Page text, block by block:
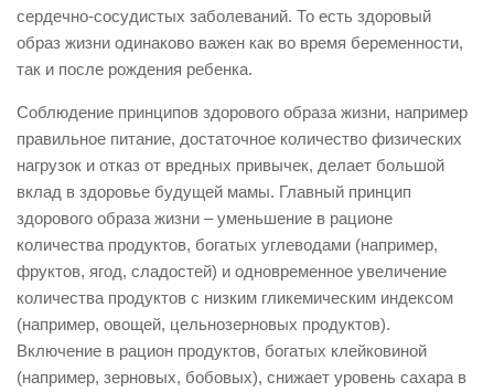
сердечно-сосудистых заболеваний. То есть здоровый
образ жизни одинаково важен как во время беременности,
так и после рождения ребенка.
Соблюдение принципов здорового образа жизни, например
правильное питание, достаточное количество физических
нагрузок и отказ от вредных привычек, делает большой
вклад в здоровье будущей мамы. Главный принцип
здорового образа жизни – уменьшение в рационе
количества продуктов, богатых углеводами (например,
фруктов, ягод, сладостей) и одновременное увеличение
количества продуктов с низким гликемическим индексом
(например, овощей, цельнозерновых продуктов).
Включение в рацион продуктов, богатых клейковиной
(например, зерновых, бобовых), снижает уровень сахара в